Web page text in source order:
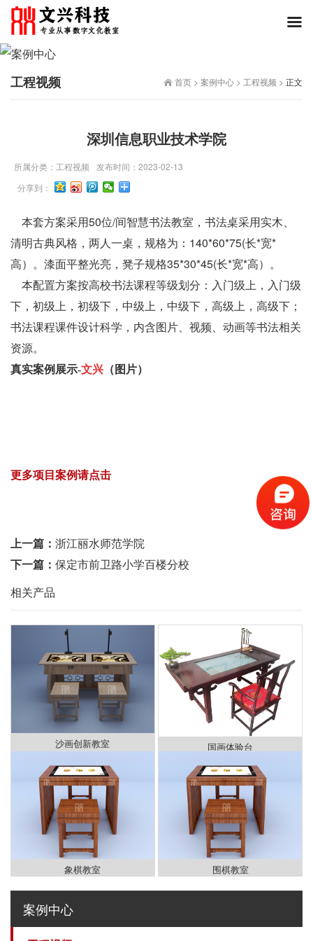
工程视频 首页 > 案例中心 > 工程视频 > 正文
深圳信息职业技术学院
所属分类： 工程视频 发布时间： 2023-02-13
分享到：
本套方案采用50位/间智慧书法教室，书法桌采用实木、
清明古典风格，两人一桌，规格为：140*60*75(长*宽*
高）。漆面平整光亮，凳子规格35*30*45(长*宽*高）。
本配置方案按高校书法课程等级划分：入门级上，入门级
下，初级上，初级下，中级上，中级下，高级上，高级下；
书法课程课件设计科学，内含图片、视频、动画等书法相关
资源。
真实案例展示-文兴 （图片）
更多项目案例请点击
上一篇： 浙江丽水师范学院
下一篇： 保定市前卫路小学百楼分校
相关产品
沙画创新教室 国画体验台
象棋教室 围棋教室
案例中心